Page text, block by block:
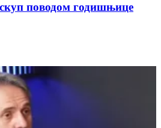
поводом годишњице